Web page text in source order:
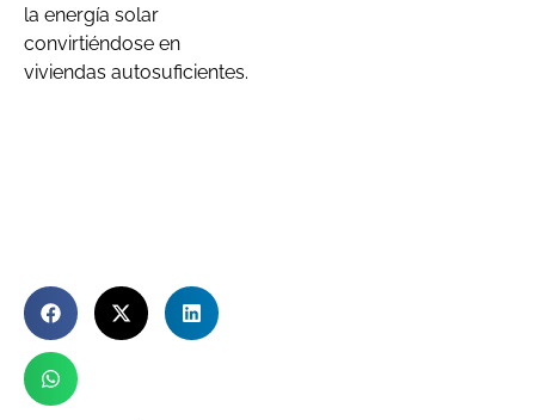
la energía solar
convirtiéndose en
viviendas autosuficientes.